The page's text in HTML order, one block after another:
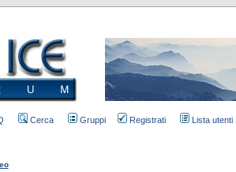
Cerca Gruppi Registrati Lista utenti